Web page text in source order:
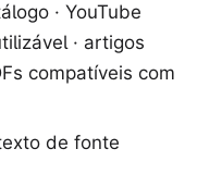
· YouTube
· artigos
compatíveis com
de fonte